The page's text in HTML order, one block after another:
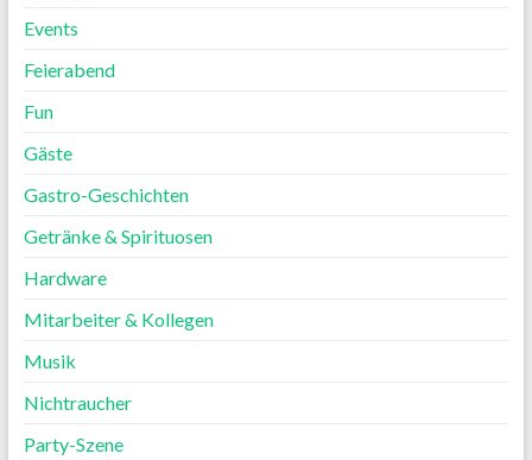
Events
Feierabend
Fun
Gäste
Gastro-Geschichten
Getränke & Spirituosen
Hardware
Mitarbeiter & Kollegen
Musik
Nichtraucher
Party-Szene